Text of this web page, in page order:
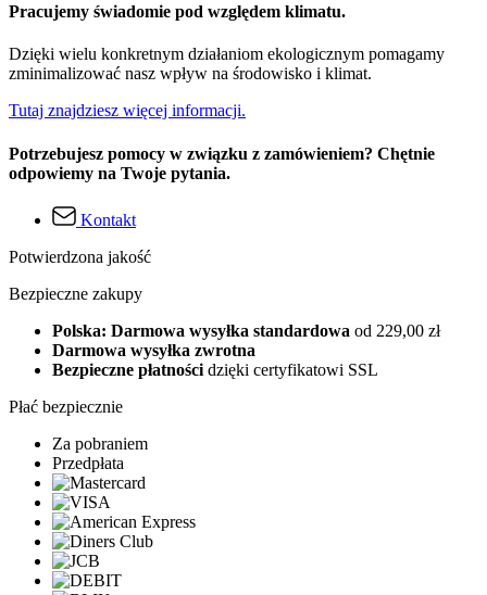
Pracujemy świadomie pod względem klimatu.
Dzięki wielu konkretnym działaniom ekologicznym pomagamy
zminimalizować nasz wpływ na środowisko i klimat.
Tutaj znajdziesz więcej informacji.
Potrzebujesz pomocy w związku z zamówieniem? Chętnie
odpowiemy na Twoje pytania.
Kontakt
Potwierdzona jakość
Bezpieczne zakupy
Polska: Darmowa wysyłka standardowa od 229,00 zł
Darmowa wysyłka zwrotna
Bezpieczne płatności dzięki certyfikatowi SSL
Płać bezpiecznie
Za pobraniem
Przedpłata